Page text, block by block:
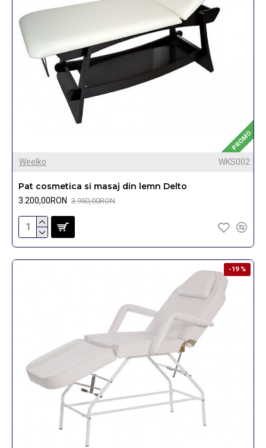
PROMO
Weelko WKS002
Pat cosmetica si masaj din lemn Delto
3.200,00RON 3.950,00RON
-19 %